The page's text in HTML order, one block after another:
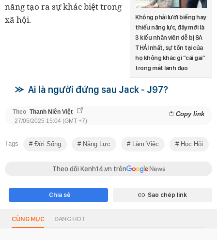
Không phải lười biếng hay
thiếu năng lực, đây mới là
3 kiểu nhân viên dễ bị SA
THẢI nhất, sự tồn tại của
họ không khác gì “cái gai”
trong mắt lãnh đạo
năng tạo ra sự khác biệt trong
xã hội.
Ai là người đứng sau Jack - J97?
Theo Thanh Niên Việt Copy link
27/05/2025 15:04 (GMT +7)
Tags Đời Sống Năng Lực Làm Việc Học Hỏi
Theo dõi Kenh14.vn trên
Chia sẻ Sao chép link
CÙNG MỤC ĐANG HOT